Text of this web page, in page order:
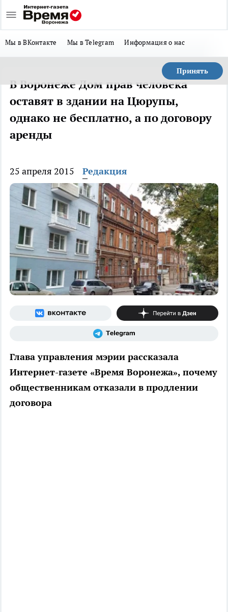
Мы в ВКонтакте Мы в Telegram Информация о нас
Принять
В Воронеже Дом прав человека
оставят в здании на Цюрупы,
однако не бесплатно, а по договору
аренды
25 апреля 2015 Редакция
Глава управления мэрии рассказала
Интернет-газете «Время Воронежа», почему
общественникам отказали в продлении
договора